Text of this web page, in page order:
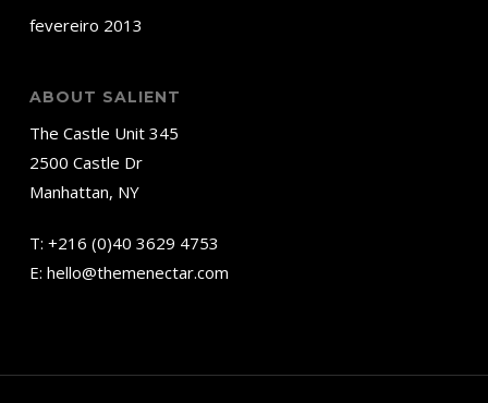
fevereiro 2013
ABOUT SALIENT
The Castle Unit 345
2500 Castle Dr
Manhattan, NY
T: +216 (0)40 3629 4753
E: hello@themenectar.com